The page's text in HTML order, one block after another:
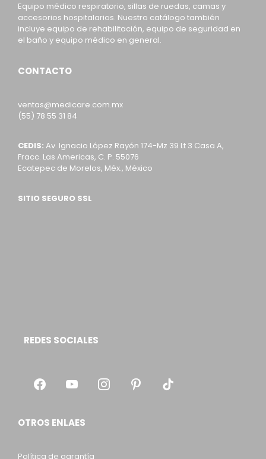
Equipo médico respiratorio, sillas de ruedas, camas y
accesorios hospitalarios. Nuestro catálogo también
incluye equipo de rehabilitación, equipo de seguridad en
el baño y equipo médico en general.
CONTACTO
ventas@medicare.com.mx
(55) 78 55 31 84
CEDIS: Av. Ignacio López Rayón 174-Mz 39 Lt 3 Casa A,
Fracc. Las Americas, C. P. 55076
Ecatepec de Morelos, Méx., México
SITIO SEGURO SSL
REDES SOCIALES
OTROS ENLAES
Política de garantía